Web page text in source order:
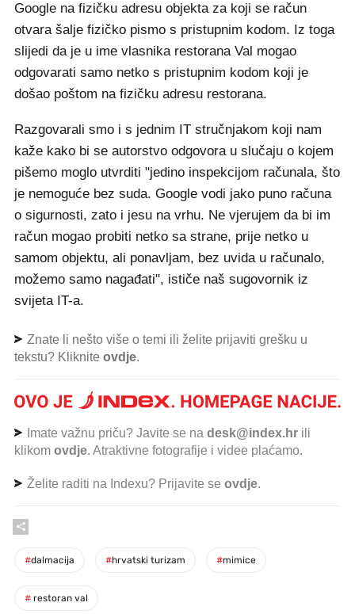
Google na fizičku adresu objekta za koji se račun
otvara šalje fizičko pismo s pristupnim kodom. Iz toga
slijedi da je u ime vlasnika restorana Val mogao
odgovarati samo netko s pristupnim kodom koji je
došao poštom na fizičku adresu restorana.
Razgovarali smo i s jednim IT stručnjakom koji nam
kaže kako bi se autorstvo odgovora u slučaju o kojem
pišemo moglo utvrditi "jedino inspekcijom računala, što
je nemoguće bez suda. Google vodi jako puno računa
o sigurnosti, zato i jesu na vrhu. Ne vjerujem da bi im
račun mogao probiti netko sa strane, prije netko u
samom objektu, ali ponavljam, bez uvida u računalo,
možemo samo nagađati", ističe naš sugovornik iz
svijeta IT-a.
Znate li nešto više o temi ili želite prijaviti grešku u
tekstu? Kliknite ovdje.
Imate važnu priču? Javite se na desk@index.hr ili
klikom ovdje. Atraktivne fotografije i videe plaćamo.
Želite raditi na Indexu? Prijavite se ovdje.
#dalmacija #hrvatski turizam #mimice
# restoran val